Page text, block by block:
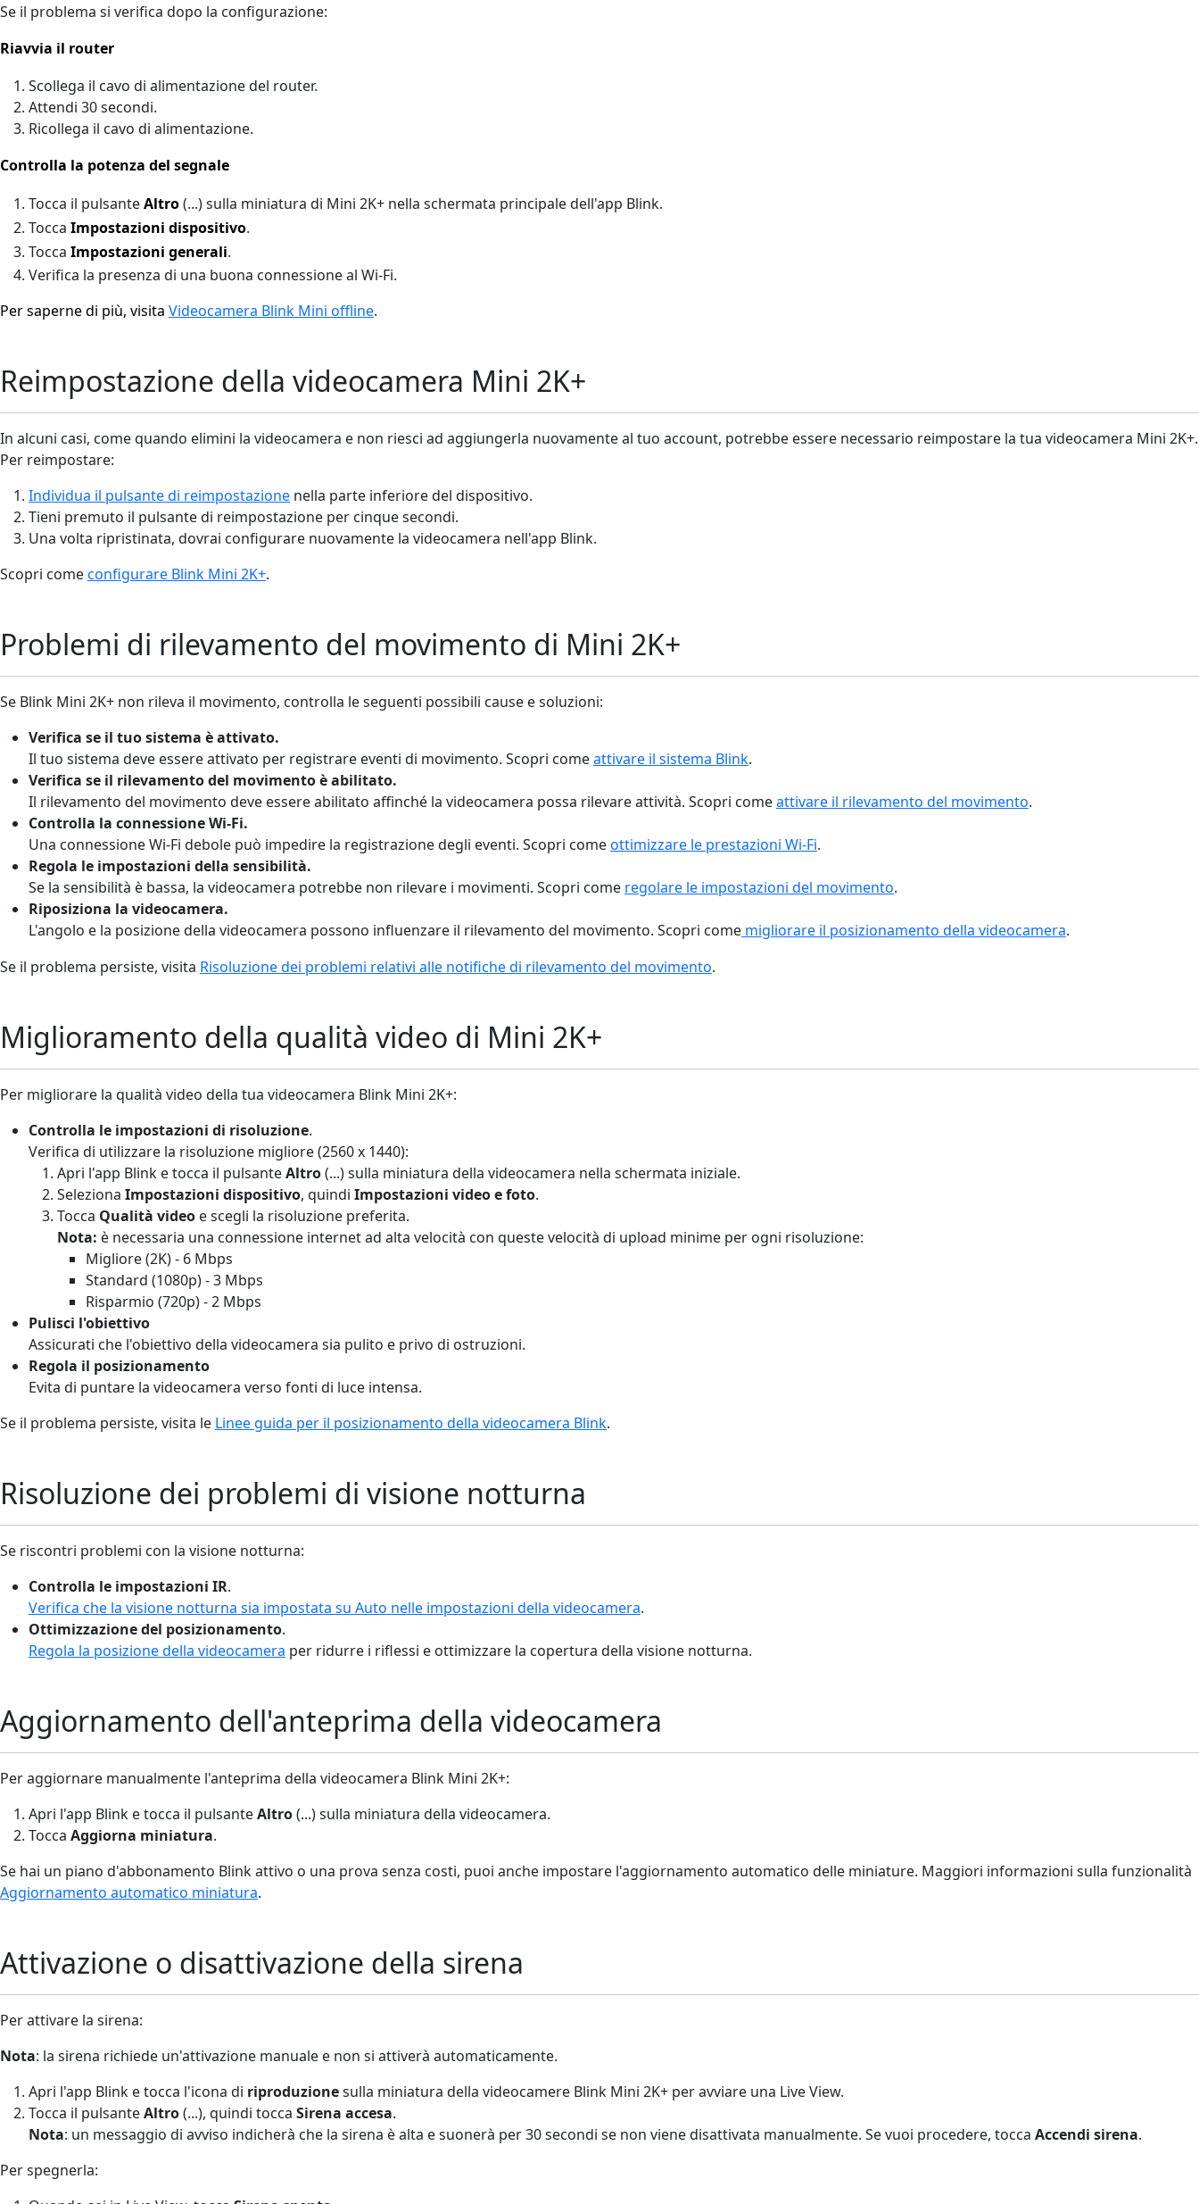
Se il problema si verifica dopo la configurazione:
Riavvia il router
Scollega il cavo di alimentazione del router.
Attendi 30 secondi.
Ricollega il cavo di alimentazione.
Controlla la potenza del segnale
Tocca il pulsanteAltro(...)sulla miniatura di Mini 2K+ nella schermata principale dell'app Blink.
Tocca Impostazioni dispositivo.
Tocca Impostazioni generali.
Verifica la presenza di una buona connessione al Wi-Fi.
Per saperne di più, visita Videocamera Blink Mini offline.
Reimpostazione della videocamera Mini 2K+
In alcuni casi, come quando elimini la videocamera e non riesci ad aggiungerla nuovamente al tuo account, potrebbe essere necessario reimpostare la tua videocamera Mini 2K+.
Per reimpostare:
Individua il pulsante di reimpostazione nella parte inferiore del dispositivo.
Tieni premuto il pulsante di reimpostazione per cinque secondi.
Una volta ripristinata, dovrai configurare nuovamente la videocamera nell'app Blink.
Scopri comeconfigurare Blink Mini 2K+.
Problemi di rilevamento del movimento di Mini 2K+
Se Blink Mini 2K+ non rileva il movimento, controlla le seguenti possibili cause e soluzioni:
Verifica se il tuo sistema è attivato.
Il tuo sistema deve essere attivato per registrare eventi di movimento. Scopri comeattivare il sistema Blink.
Verifica se il rilevamento del movimento è abilitato.
Il rilevamento del movimento deve essere abilitato affinché la videocamera possa rilevare attività. Scopri comeattivare il rilevamento del movimento.
Controlla la connessione Wi-Fi.
Una connessione Wi-Fi debole può impedire la registrazione degli eventi. Scopri comeottimizzare le prestazioni Wi-Fi.
Regola le impostazioni della sensibilità.
Se la sensibilità è bassa, la videocamera potrebbe non rilevare i movimenti. Scopri come regolare le impostazioni del movimento.
Riposiziona la videocamera.
L'angolo e la posizione della videocamera possono influenzare il rilevamento del movimento. Scopri come migliorare il posizionamento della videocamera.
Se il problema persiste, visita Risoluzione dei problemi relativi alle notifiche di rilevamento del movimento.
Miglioramento della qualità video di Mini 2K+
Per migliorare la qualità video della tua videocamera Blink Mini 2K+:
Controlla le impostazioni di risoluzione.
Verifica di utilizzare la risoluzione migliore (2560 x 1440):
Apri l'app Blink e tocca il pulsanteAltro(...) sulla miniatura della videocamera nella schermata iniziale.
Seleziona Impostazioni dispositivo, quindi Impostazioni video e foto.
Tocca Qualità video e scegli la risoluzione preferita.
Nota: è necessaria una connessione internet ad alta velocità con queste velocità di upload minime per ogni risoluzione:
Migliore (2K) - 6 Mbps
Standard (1080p) - 3 Mbps
Risparmio (720p) - 2 Mbps
Pulisci l'obiettivo
Assicurati che l'obiettivo della videocamera sia pulito e privo di ostruzioni.
Regola il posizionamento
Evita di puntare la videocamera verso fonti di luce intensa.
Se il problema persiste, visita le Linee guida per il posizionamento della videocamera Blink.
Risoluzione dei problemi di visione notturna
Se riscontri problemi con la visione notturna:
Controlla le impostazioni IR.
Verifica che la visione notturna sia impostata su Auto nelle impostazioni della videocamera.
Ottimizzazione del posizionamento.
Regola la posizione della videocamera per ridurre i riflessi e ottimizzare la copertura della visione notturna.
Aggiornamento dell'anteprima della videocamera
Per aggiornare manualmente l'anteprima della videocamera Blink Mini 2K+:
Apri l'app Blink e tocca il pulsanteAltro(...) sulla miniatura della videocamera.
Tocca Aggiorna miniatura.
Se hai un piano d'abbonamento Blink attivo o una prova senza costi, puoi anche impostare l'aggiornamento automatico delle miniature. Maggiori informazioni sulla funzionalità
Aggiornamento automatico miniatura.
Attivazione o disattivazione della sirena
Per attivare la sirena:
Nota: la sirena richiede un'attivazione manuale e non si attiverà automaticamente.
Apri l'app Blink e tocca l'icona di riproduzionesulla miniatura della videocamere Blink Mini 2K+ per avviare una Live View.
Tocca il pulsanteAltro(...), quindi tocca Sirena accesa.
Nota: un messaggio di avviso indicherà che la sirena è alta e suonerà per 30 secondi se non viene disattivata manualmente. Se vuoi procedere, tocca Accendi sirena.
Per spegnerla: